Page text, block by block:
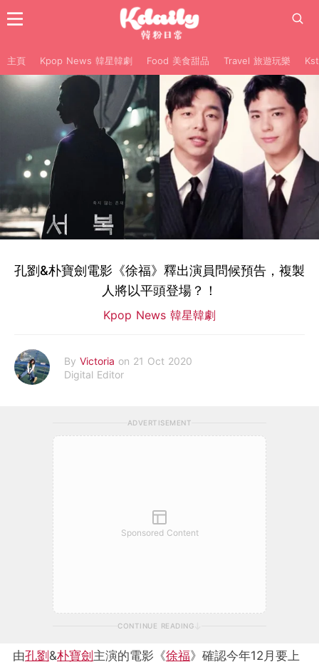
主頁 Kpop News 韓星韓劇 Food 美食甜品 Travel 旅遊玩樂
孔劉&朴寶劍電影《徐福》釋出演員問候預告，複製
人將以平頭登場？！
Kpop News 韓星韓劇
By Victoria on 21 Oct 2020
Digital Editor
ADVERTISEMENT
Sponsored Content
CONTINUE READING
由孔劉&朴寶劍主演的電影《徐福》確認今年12月要上